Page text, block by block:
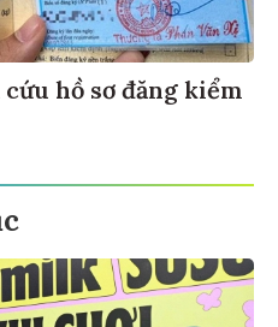
hồ sơ đăng kiểm